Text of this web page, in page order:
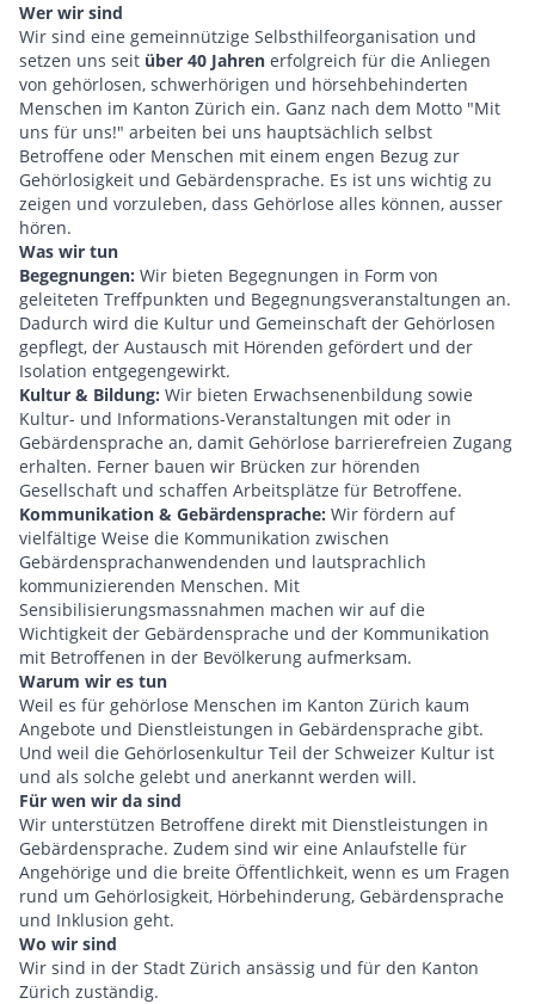
Wer wir sind
Wir sind eine gemeinnützige Selbsthilfeorganisation und
setzen uns seit über 40 Jahren erfolgreich für die Anliegen
von gehörlosen, schwerhörigen und hörsehbehinderten
Menschen im Kanton Zürich ein. Ganz nach dem Motto "Mit
uns für uns!" arbeiten bei uns hauptsächlich selbst
Betroffene oder Menschen mit einem engen Bezug zur
Gehörlosigkeit und Gebärdensprache. Es ist uns wichtig zu
zeigen und vorzuleben, dass Gehörlose alles können, ausser
hören.
Was wir tun
Begegnungen: Wir bieten Begegnungen in Form von
geleiteten Treffpunkten und Begegnungsveranstaltungen an.
Dadurch wird die Kultur und Gemeinschaft der Gehörlosen
gepflegt, der Austausch mit Hörenden gefördert und der
Isolation entgegengewirkt.
Kultur & Bildung: Wir bieten Erwachsenenbildung sowie
Kultur- und Informations-Veranstaltungen mit oder in
Gebärdensprache an, damit Gehörlose barrierefreien Zugang
erhalten. Ferner bauen wir Brücken zur hörenden
Gesellschaft und schaffen Arbeitsplätze für Betroffene.
Kommunikation & Gebärdensprache: Wir fördern auf
vielfältige Weise die Kommunikation zwischen
Gebärdensprachanwendenden und lautsprachlich
kommunizierenden Menschen. Mit
Sensibilisierungsmassnahmen machen wir auf die
Wichtigkeit der Gebärdensprache und der Kommunikation
mit Betroffenen in der Bevölkerung aufmerksam.
Warum wir es tun
Weil es für gehörlose Menschen im Kanton Zürich kaum
Angebote und Dienstleistungen in Gebärdensprache gibt.
Und weil die Gehörlosenkultur Teil der Schweizer Kultur ist
und als solche gelebt und anerkannt werden will.
Für wen wir da sind
Wir unterstützen Betroffene direkt mit Dienstleistungen in
Gebärdensprache. Zudem sind wir eine Anlaufstelle für
Angehörige und die breite Öffentlichkeit, wenn es um Fragen
rund um Gehörlosigkeit, Hörbehinderung, Gebärdensprache
und Inklusion geht.
Wo wir sind
Wir sind in der Stadt Zürich ansässig und für den Kanton
Zürich zuständig.